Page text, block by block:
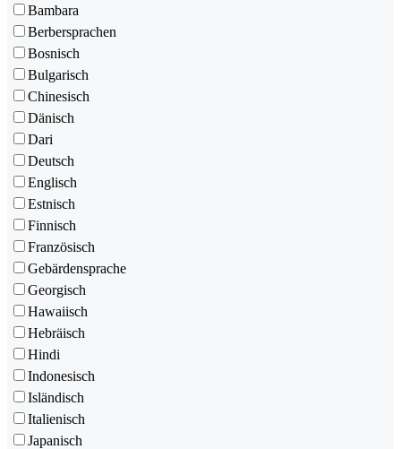
Bambara
Berbersprachen
Bosnisch
Bulgarisch
Chinesisch
Dänisch
Dari
Deutsch
Englisch
Estnisch
Finnisch
Französisch
Gebärdensprache
Georgisch
Hawaiisch
Hebräisch
Hindi
Indonesisch
Isländisch
Italienisch
Japanisch